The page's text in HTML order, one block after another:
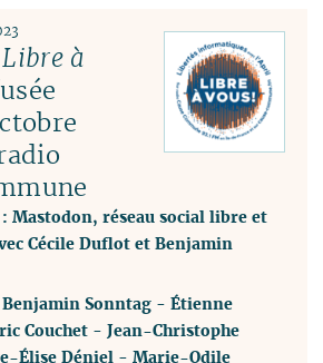
Libre à
Mastodon, réseau social libre et
Cécile Duflot et Benjamin
Benjamin Sonntag -Étienne
Couchet -Jean-Christophe
Élise Déniel -Marie-Odile